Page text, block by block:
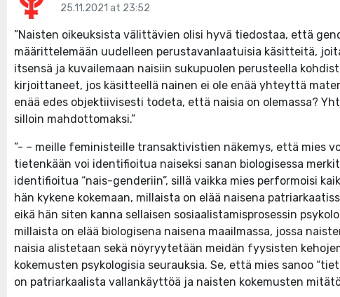
25.11.2021 at 23:52
”Naisten oikeuksista välittävien olisi hyvä tiedostaa, että
määrittelemään uudelleen perustavanlaatuisia käsitteitä,
itsensä ja kuvailemaan naisiin sukupuolen perusteella
kirjoittaneet, jos käsitteellä nainen ei ole enää yhteyttä
enää edes objektiivisesti todeta, että naisia on olemassa?
silloin mahdottomaksi.”
”- – meille feministeille transaktivistien näkemys, että mies
tietenkään voi identifioitua naiseksi sanan biologisessa
identifioitua “nais-genderiin”, sillä vaikka mies performoisi
hän kykene kokemaan, millaista on elää naisena
eikä hän siten kanna sellaisen sosiaalistamisprosessin
millaista on elää biologisena naisena maailmassa, jossa
naisia alistetaan sekä nöyryytetään meidän fyysisten
kokemusten psykologisia seurauksia. Se, että mies sanoo
on patriarkaalista vallankäyttöä ja naisten kokemusten